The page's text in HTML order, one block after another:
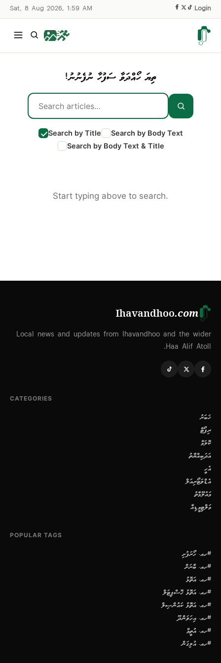
Sat, 8 Aug 2026, 1:59 AM Login
ތިޔަ ހޯއްދަވާ ސަފުހާ ނުފެނުނު!
Search by Title
Search by Body Text
Search by Body Text & Title
Start typing above to search.
Ihavandhoo.com
Local news and updates from Ihavandhoo and the wider
Haa Alif Atoll.
CATEGORIES
ޚަބަރު
ރިޕޯޓް
ކޮލަމް
އަދަބިއްޔާތު
އެހީ
އެޑްވަޓޯރިއަލް
މައުލޫމާތު
މަލްޓިމީޑިއާ
POPULAR TAGS
#ހއ. ހޯރަފުށި
#ހއ. ބާރަށް
#ހއ. އަތޮޅު
#ހއ. އަތޮޅު ހޮސްޕިޓަލް
#ހއ. އަތޮޅު ކައުންސިލް
#ހއ. އިހަވަންދޫ
#ހއ. އުތީމް
#ހއ. އުލިގަން